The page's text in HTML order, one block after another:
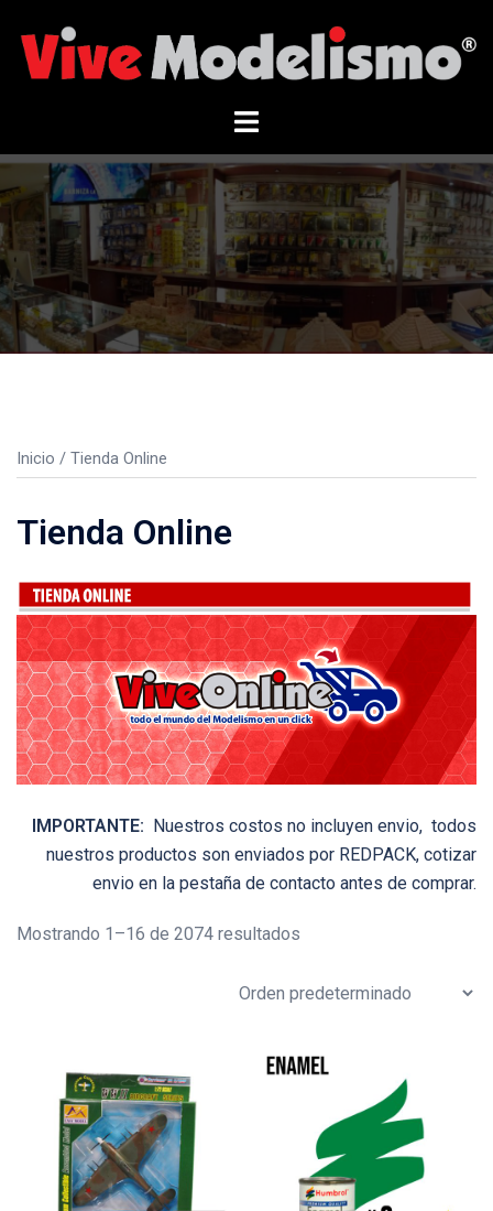
contenido
Alternar
Inicio / Tienda Online
Tienda Online
IMPORTANTE: Nuestros costos no incluyen envio, todos
nuestros productos son enviados por REDPACK, cotizar
envio en la pestaña de contacto antes de comprar.
Mostrando 1–16 de 2074 resultados